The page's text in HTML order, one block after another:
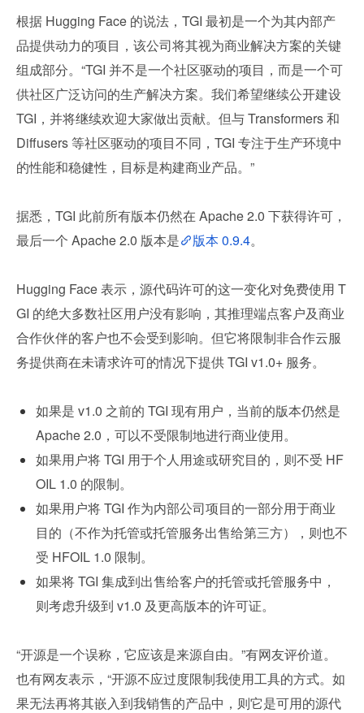
根据 Hugging Face 的说法，TGI 最初是一个为其内部产
品提供动力的项目，该公司将其视为商业解决方案的关键
组成部分。“TGI 并不是一个社区驱动的项目，而是一个可
供社区广泛访问的生产解决方案。我们希望继续公开建设
TGI，并将继续欢迎大家做出贡献。但与 Transformers 和
Diffusers 等社区驱动的项目不同，TGI 专注于生产环境中
的性能和稳健性，目标是构建商业产品。”
据悉，TGI 此前所有版本仍然在 Apache 2.0 下获得许可，
最后一个 Apache 2.0 版本是
版本 0.9.4。
Hugging Face 表示，源代码许可的这一变化对免费使用 T
GI 的绝大多数社区用户没有影响，其推理端点客户及商业
合作伙伴的客户也不会受到影响。但它将限制非合作云服
务提供商在未请求许可的情况下提供 TGI v1.0+ 服务。
如果是 v1.0 之前的 TGI 现有用户，当前的版本仍然是
Apache 2.0，可以不受限制地进行商业使用。
如果用户将 TGI 用于个人用途或研究目的，则不受 HF
OIL 1.0 的限制。
如果用户将 TGI 作为内部公司项目的一部分用于商业
目的（不作为托管或托管服务出售给第三方），则也不
受 HFOIL 1.0 限制。
如果将 TGI 集成到出售给客户的托管或托管服务中，
则考虑升级到 v1.0 及更高版本的许可证。
“开源是一个误称，它应该是来源自由。”有网友评价道。
也有网友表示，“开源不应过度限制我使用工具的方式。如
果无法再将其嵌入到我销售的产品中，则它是可用的源代